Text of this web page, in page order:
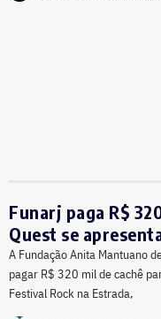
Funarj paga R$
Quest se
A Fundação Anita Mantuano
pagar R$ 320 mil de cachê
Festival Rock na Estrada,